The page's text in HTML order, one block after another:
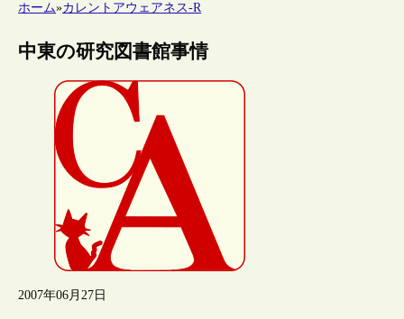
ホーム»カレントアウェアネス-R
中東の研究図書館事情
2007年06月27日